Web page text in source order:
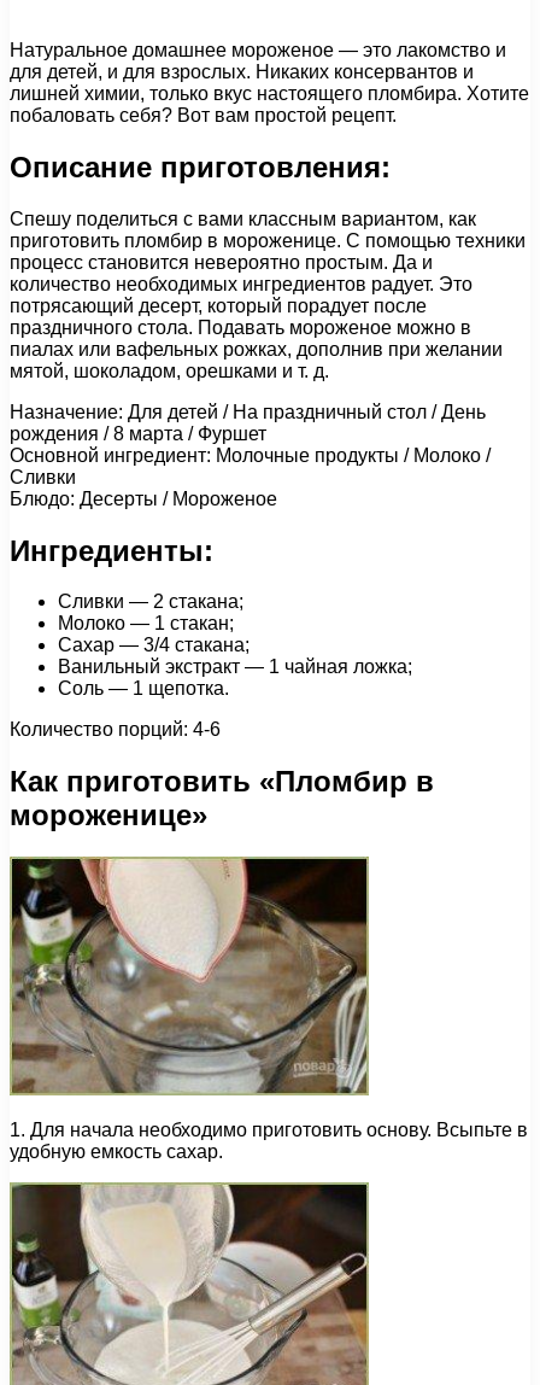
Натуральное домашнее мороженое — это лакомство и
для детей, и для взрослых. Никаких консервантов и
лишней химии, только вкус настоящего пломбира. Хотите
побаловать себя? Вот вам простой рецепт.
Описание приготовления:
Спешу поделиться с вами классным вариантом, как
приготовить пломбир в мороженице. С помощью техники
процесс становится невероятно простым. Да и
количество необходимых ингредиентов радует. Это
потрясающий десерт, который порадует после
праздничного стола. Подавать мороженое можно в
пиалах или вафельных рожках, дополнив при желании
мятой, шоколадом, орешками и т. д.
Назначение: Для детей / На праздничный стол / День
рождения / 8 марта / Фуршет
Основной ингредиент: Молочные продукты / Молоко /
Сливки
Блюдо: Десерты / Мороженое
Ингредиенты:
Сливки — 2 стакана;
Молоко — 1 стакан;
Сахар — 3/4 стакана;
Ванильный экстракт — 1 чайная ложка;
Соль — 1 щепотка.
Количество порций: 4-6
Как приготовить «Пломбир в
мороженице»
1. Для начала необходимо приготовить основу. Всыпьте в
удобную емкость сахар.